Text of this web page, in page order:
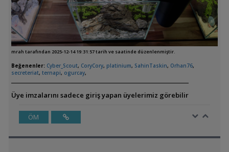
mrah tarafından 2025-12-14 19:31:57 tarih ve saatinde düzenlenmiştir.
Beğenenler: Cyber_Scout, CoryCory, platinium, SahinTaskin, Orhan76,
secreteriat, ternapi, ogurcay,
Üye imzalarını sadece giriş yapan üyelerimiz görebilir
ÖM